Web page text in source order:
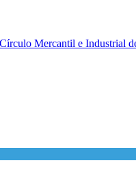
Mercantil e Industrial